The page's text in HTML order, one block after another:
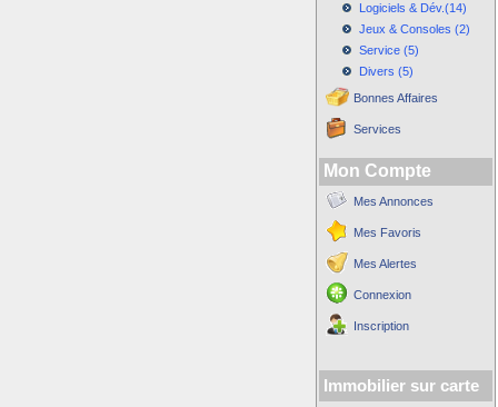
Logiciels & Dév.(14)
Jeux & Consoles (2)
Service (5)
Divers (5)
Bonnes Affaires
Services
Mon Compte
Mes Annonces
Mes Favoris
Mes Alertes
Connexion
Inscription
Immobilier sur carte